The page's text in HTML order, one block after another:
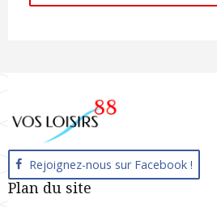
Rejoignez-nous sur Facebook !
Plan du site